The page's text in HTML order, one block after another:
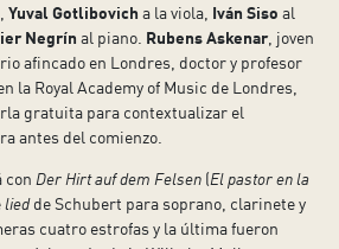
Yuval Gotlibovich a la viola, Iván Siso al
Negrín al piano. Rubens Askenar, joven
afincado en Londres, doctor y profesor
la Royal Academy of Music de Londres,
gratuita para contextualizar el
antes del comienzo.
con Der Hirt auf dem Felsen (El pastor en la
liedde Schubert para soprano, clarinete y
cuatro estrofas y la última fueron